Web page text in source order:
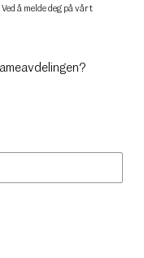
å melde deg på vårt